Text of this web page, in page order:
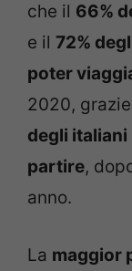
che il 66%
e il 72%
poter
2020,
degli
partire,
anno.
La maggior